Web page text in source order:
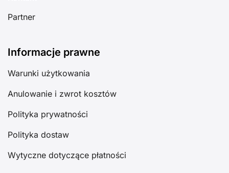
Partner
Informacje prawne
Warunki użytkowania
Anulowanie i zwrot kosztów
Polityka prywatności
Polityka dostaw
Wytyczne dotyczące płatności